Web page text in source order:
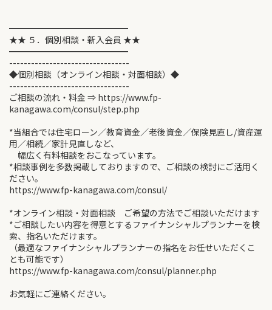
━━━━━━━━━━━━━━
★★ ５．個別相談・新入会員 ★★
━━━━━━━━━━━━━━
---------------------------------
◆個別相談（オンライン相談・対面相談）◆
---------------------------------
ご相談の流れ・料金 ⇒ https://www.fp-
kanagawa.com/consul/step.php
*当組合では住宅ローン／教育資金／老後資金／保険見直し/資産運
用／相続／家計見直しなど、
幅広く有料相談をおこなっています。
*相談事例を多数掲載しておりますので、ご相談の検討にご活用く
ださい。
https://www.fp-kanagawa.com/consul/
*オンライン相談・対面相談 ご希望の方法でご相談いただけます
*ご相談したい内容を得意とするファイナンシャルプランナーを検
索、指名いただけます。
（最適なファイナンシャルプランナーの指名をお任せいただくこ
とも可能です）
https://www.fp-kanagawa.com/consul/planner.php
お気軽にご連絡ください。